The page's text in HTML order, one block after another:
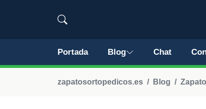
Portada Blog Chat
zapatosortopedicos.es Blog